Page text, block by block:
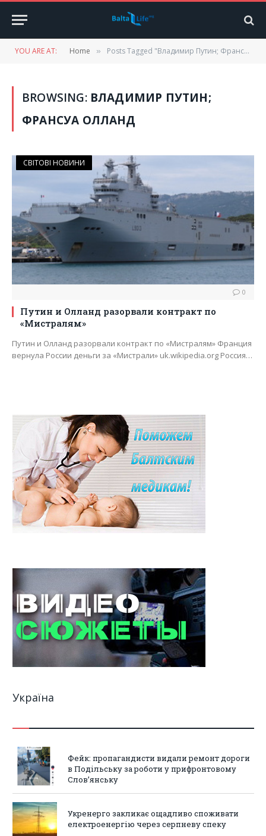
YOU ARE AT: Home » Posts Tagged "Владимир Путин; Франсуа Олланд"
BROWSING: ВЛАДИМИР ПУТИН;
ФРАНСУА ОЛЛАНД
СВІТОВІ НОВИНИ
0
Путин и Олланд разорвали контракт по
«Мистралям»
Путин и Олланд разорвали контракт по «Мистралям» Франция
вернула России деньги за «Мистрали» uk.wikipedia.org Россия…
Україна
Фейк: пропагандисти видали ремонт дороги
в Подільську за роботи у прифронтовому
Слов’янську
Укренерго закликає ощадливо споживати
електроенергію через серпневу спеку